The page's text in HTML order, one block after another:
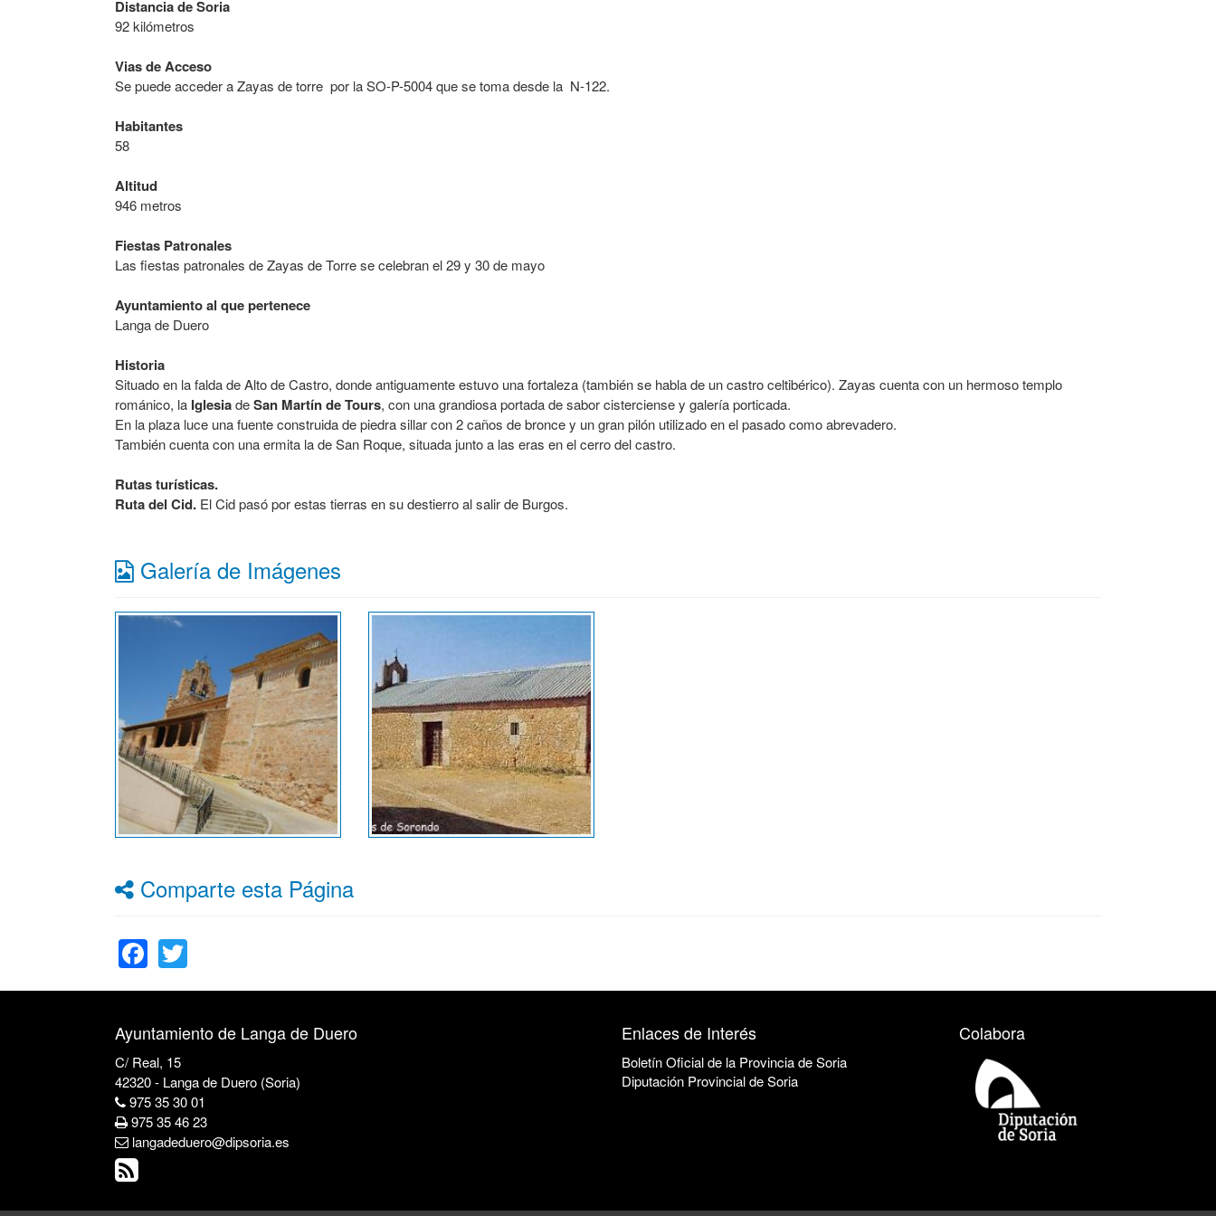
Distancia de Soria
92 kilómetros
Vias de Acceso
Se puede acceder a Zayas de torre por la SO-P-5004 que se toma desde la N-122.
Habitantes
58
Altitud
946 metros
Fiestas Patronales
Las fiestas patronales de Zayas de Torre se celebran el 29 y 30 de mayo
Ayuntamiento al que pertenece
Langa de Duero
Historia
Situado en la falda de Alto de Castro, donde antiguamente estuvo una fortaleza (también se habla de un castro celtibérico). Zayas cuenta con un hermoso templo
románico, la IglesiadeSan Martín de Tours, con una grandiosa portada de sabor cisterciense y galería porticada.
En la plaza luce una fuente construida de piedra sillar con 2 caños de bronce y un gran pilón utilizado en el pasado como abrevadero.
También cuenta con una ermita la de San Roque, situada junto a las eras en el cerro del castro.
Rutas turísticas.
Ruta del Cid. El Cid pasó por estas tierras en su destierro al salir de Burgos.
Galería de Imágenes
Comparte esta Página
Facebook
Ayuntamiento de Langa de Duero
C/ Real, 15
42320 - Langa de Duero (Soria)
975 35 30 01
975 35 46 23
langadeduero@dipsoria.es
Enlaces de Interés
Boletín Oficial de la Provincia de Soria
Diputación Provincial de Soria
Colabora